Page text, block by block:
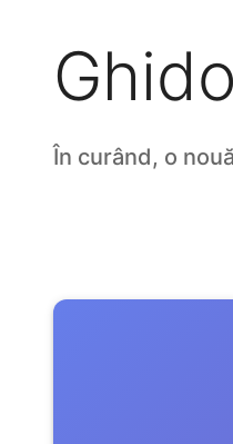
În curând, o